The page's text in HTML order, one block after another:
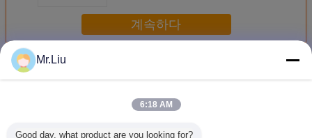
계속하다
더 많은 것옥외 LED 디스플레이
Mr.Liu
6:18 AM
Good day, what product are you looking for?